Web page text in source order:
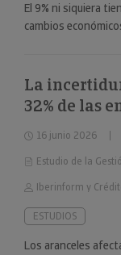
El 9% ni siquiera
cambios
La
32% de las
16 junio 2026
Estudio de la
Iberinform y
ESTUDIOS
Los aranceles